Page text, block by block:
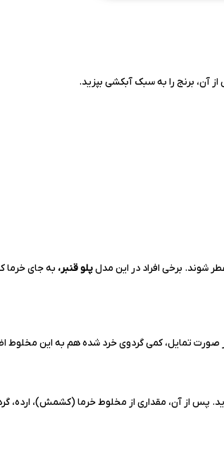
آن، برنج را به سبک آبکشی بپزید.
شوند. برخی افراد در این مدلپلو قنبر، به جای خرما
صورت تمایل، کمی گردوی خرد شده هم به این مخلوط
پس از آن، مقداری از مخلوط خرما (کشمش)، ارده،